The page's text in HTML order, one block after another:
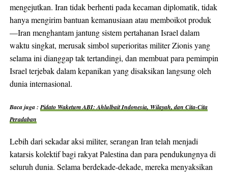
mengejutkan. Iran tidak berhenti pada kecaman diplomatik, tidak
hanya mengirim bantuan kemanusiaan atau memboikot produk
—Iran menghantam jantung sistem pertahanan Israel dalam
waktu singkat, merusak simbol superioritas militer Zionis yang
selama ini dianggap tak tertandingi, dan membuat para pemimpin
Israel terjebak dalam kepanikan yang disaksikan langsung oleh
dunia internasional.
Baca juga :Pidato Waketum ABI: Ahlulbait Indonesia, Wilayah, dan Cita-Cita
Peradaban
Lebih dari sekadar aksi militer, serangan Iran telah menjadi
katarsis kolektif bagi rakyat Palestina dan para pendukungnya di
seluruh dunia. Selama berdekade-dekade, mereka menyaksikan